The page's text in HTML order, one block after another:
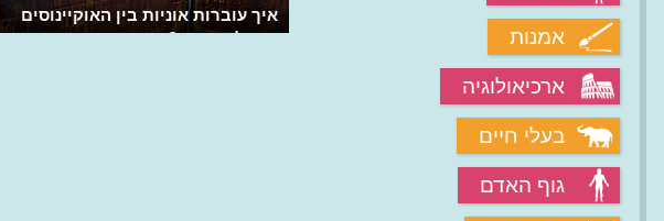
אמנות
ארכיאולוגיה
בעלי חיים
גוף האדם
איך עוברות אוניות בין האוקיינוסים
בתעלת פנמה?